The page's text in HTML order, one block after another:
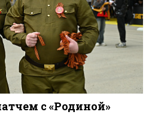
с «Родиной»